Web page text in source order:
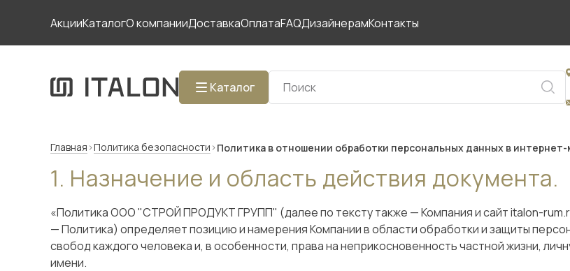
АкцииКаталогО компанииДоставкаОплатаFAQДизайнерамКонтакты
Каталог
Главная Политика безопасности Политика в отношении обработки персональных данных в интернет-
Назначение и область действия документа.
«Политика ООО "СТРОЙ ПРОДУКТ ГРУПП" (далее по тексту также — Компания и сайт italon-
— Политика) определяет позицию и намерения Компании в области обработки и защиты
свобод каждого человека и, в особенности, права на неприкосновенность частной жизни,
имени.